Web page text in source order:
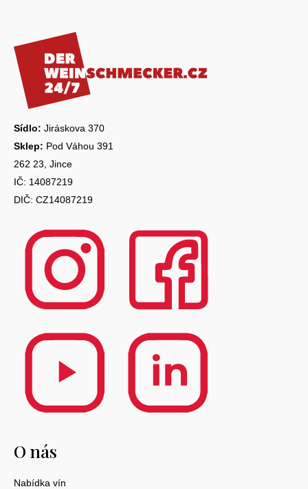
Sídlo: Jiráskova 370
Sklep: Pod Váhou 391
262 23, Jince
IČ: 14087219
DIČ: CZ14087219
O nás
Nabídka vín